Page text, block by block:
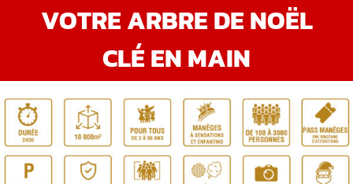
VOTRE ARBRE DE NOËL
CLÉ EN MAIN